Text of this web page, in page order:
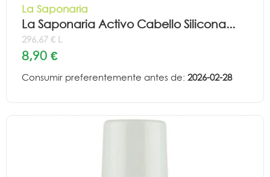
La Saponaria
La Saponaria Activo Cabello Silicona...
296,67 € L
8,90 €
Consumir preferentemente antes de: 2026-02-28